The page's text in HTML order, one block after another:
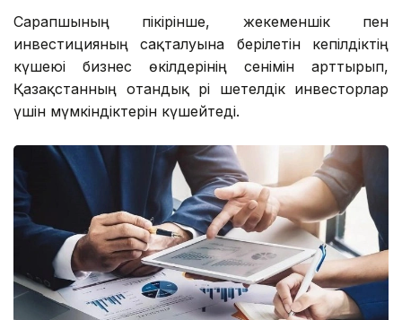
Сарапшының пікірінше, жекеменшік пен
инвестицияның сақталуына берілетін кепілдіктің
күшеюі бизнес өкілдерінің сенімін арттырып,
Қазақстанның отандық әрі шетелдік инвесторлар
үшін мүмкіндіктерін күшейтеді.